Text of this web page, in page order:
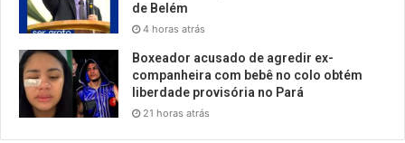
de Belém
4 horas atrás
Boxeador acusado de agredir ex-
companheira com bebê no colo obtém
liberdade provisória no Pará
21 horas atrás